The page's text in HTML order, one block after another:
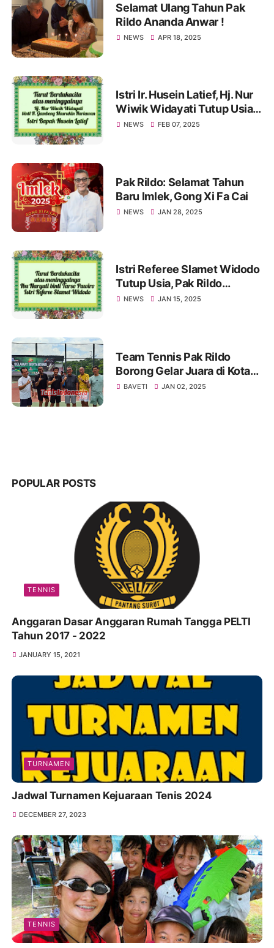
Selamat Ulang Tahun Pak
Rildo Ananda Anwar !
NEWS APR 18, 2025
Istri Ir. Husein Latief, Hj. Nur
Wiwik Widayati Tutup Usia.
Pak Rildo Sampaikan
NEWS FEB 07, 2025
Pak Rildo: Selamat Tahun
Baru Imlek, Gong Xi Fa Cai
NEWS JAN 28, 2025
Istri Referee Slamet Widodo
Tutup Usia, Pak Rildo
Sampaikan Ucapan
NEWS JAN 15, 2025
Team Tennis Pak Rildo
Borong Gelar Juara di Kota
Atlas
BAVETI JAN 02, 2025
POPULAR POSTS
TENNIS
Anggaran Dasar Anggaran Rumah Tangga PELTI
Tahun 2017 - 2022
JANUARY 15, 2021
TURNAMEN
Jadwal Turnamen Kejuaraan Tenis 2024
DECEMBER 27, 2023
TENNIS